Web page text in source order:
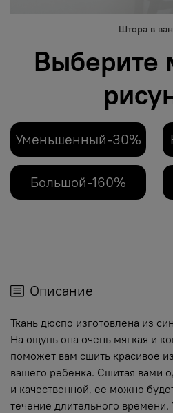
Штора в
Выберите
Уменьшенный-30%
Большой-160%
Описание
Ткань дюспо изготовлена из
На ощупь она очень мягкая и
поможет вам сшить красивое
вашего ребенка. Сшитая вами
и качественной, ее можно
течение длительного времени.